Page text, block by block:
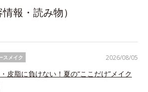
報・読み物）
スメイク
皮脂に負けない！夏の“ここだけ”メイク
2026/08/05